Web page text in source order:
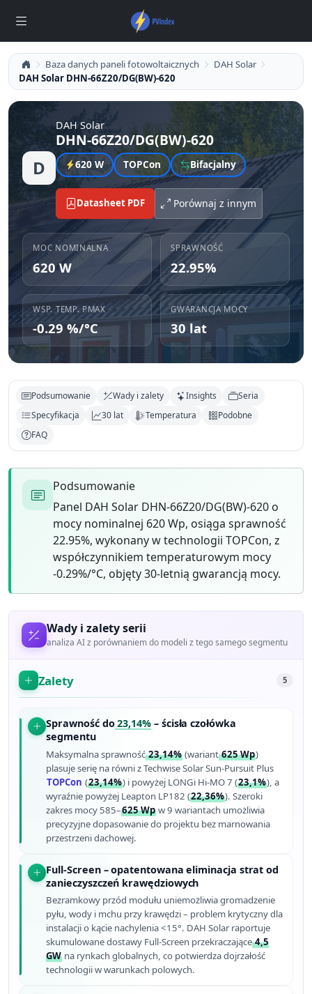
Baza danych paneli fotowoltaicznych
DAH Solar
DAH Solar DHN-66Z20/DG(BW)-620
D
DAH Solar
DHN-66Z20/DG(BW)-620
620 W TOPCon Bifacjalny
Datasheet PDF Porównaj z innym
MOC NOMINALNA
620 W
SPRAWNOŚĆ
22.95%
WSP. TEMP. PMAX
-0.29 %/°C
GWARANCJA MOCY
30 lat
Podsumowanie Wady i zalety Insights
Seria
Specyfikacja
30 lat Temperatura
Podobne
FAQ
Podsumowanie
Panel DAH Solar DHN-66Z20/DG(BW)-620 o
mocy nominalnej 620 Wp, osiąga sprawność
22.95%, wykonany w technologii TOPCon, z
współczynnikiem temperaturowym mocy
-0.29%/°C, objęty 30-letnią gwarancją mocy.
Wady i zalety serii
analiza AI z porównaniem do modeli z tego samego segmentu
Zalety 5
Sprawność do23,14% – ścisła czołówka
segmentu
Maksymalna sprawność23,14% (wariant625 Wp)
plasuje serię na równi z Techwise Solar Sun-Pursuit Plus
TOPCon (23,14%) i powyżej LONGi Hi-MO 7 (23,1%), a
wyraźnie powyżej Leapton LP182 (22,36%). Szeroki
zakres mocy 585–625 Wp w 9 wariantach umożliwia
precyzyjne dopasowanie do projektu bez marnowania
przestrzeni dachowej.
Full-Screen – opatentowana eliminacja strat od
zanieczyszczeń krawędziowych
Bezramkowy przód modułu uniemożliwia gromadzenie
pyłu, wody i mchu przy krawędzi – problem krytyczny dla
instalacji o kącie nachylenia <15°. DAH Solar raportuje
skumulowane dostawy Full-Screen przekraczające4,5
GW na rynkach globalnych, co potwierdza dojrzałość
technologii w warunkach polowych.